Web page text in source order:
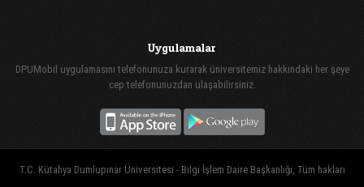
Uygulamalar
DPUMobil uygulamasını telefonunuza kurarak üniversitemiz hakkındaki her şeye
cep telefonunuzdan ulaşabilirsiniz.
T.C. Kütahya Dumlupınar Üniversitesi - Bilgi İşlem Daire Başkanlığı, Tüm hakları